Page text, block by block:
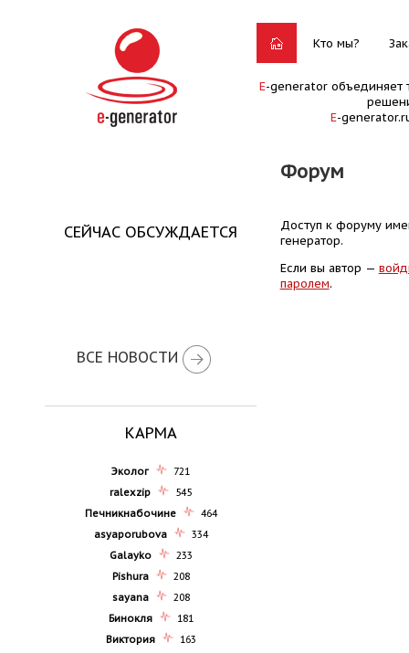
Кто мы?
E-generator объединяет
E-
Форум
СЕЙЧАС ОБСУЖДАЕТСЯ
ВСЕ НОВОСТИ
КАРМА
Эколог
721
ralexzip
545
Печникнабочине
464
asyaporubova
334
Galayko
233
Pishura
208
sayana
208
Бинокля
181
Виктория
163
Доступ к форуму
генератор.
Если вы автор —
паролем.